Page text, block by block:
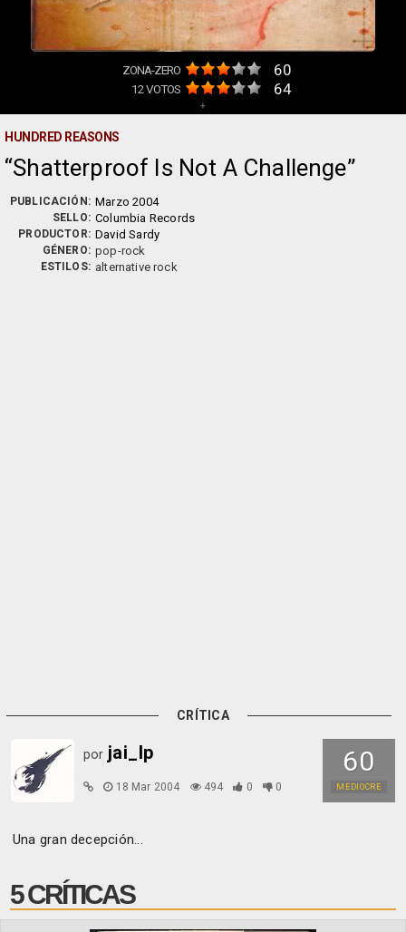
ZONA-ZERO 60
12VOTOS 64
+
HUNDRED REASONS
Shatterproof Is Not A Challenge
PUBLICACIÓN: Marzo 2004
SELLO: Columbia Records
PRODUCTOR: David Sardy
GÉNERO: pop-rock
ESTILOS: alternative rock
CRÍTICA
60
MEDIOCRE
por jai_lp
18 Mar 2004 494 0 0
Una gran decepción...
5 CRÍTICAS